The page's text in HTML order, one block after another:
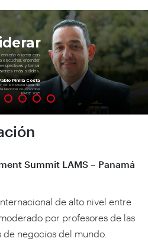
a liderar con
escuchar, entender
y tomar
más sólidas.
Pinilla Costa
de la Escuela Naval de
Nacional de Colombia
PADE 2025
Summit LAMS – Panamá
de alto nivel entre
por profesores de las
de negocios del mundo.